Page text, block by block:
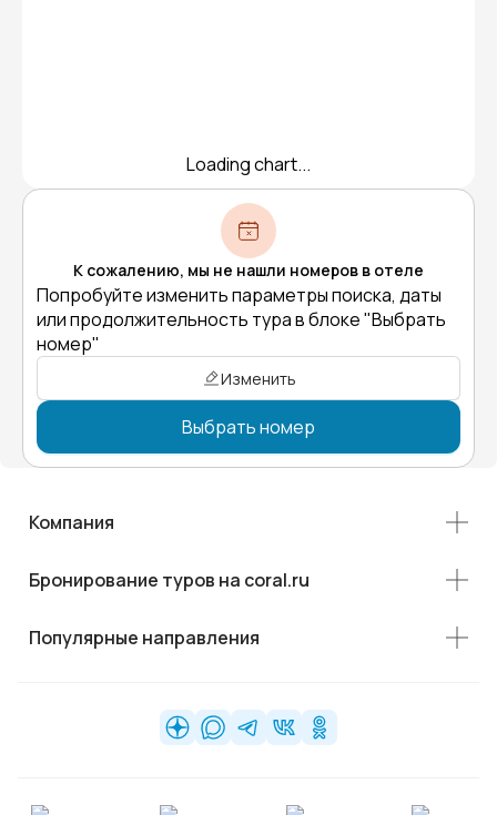
Loading chart...
К сожалению, мы не нашли номеров в отеле
Попробуйте изменить параметры поиска, даты
или продолжительность тура в блоке "Выбрать
номер"
Изменить
Выбрать номер
Компания
Бронирование туров на coral.ru
Популярные направления